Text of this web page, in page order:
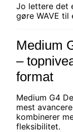
Jo lettere det
gøre WAVE til
Medium
–
format
Medium G4
mest
kombinerer
fleksibilitet.